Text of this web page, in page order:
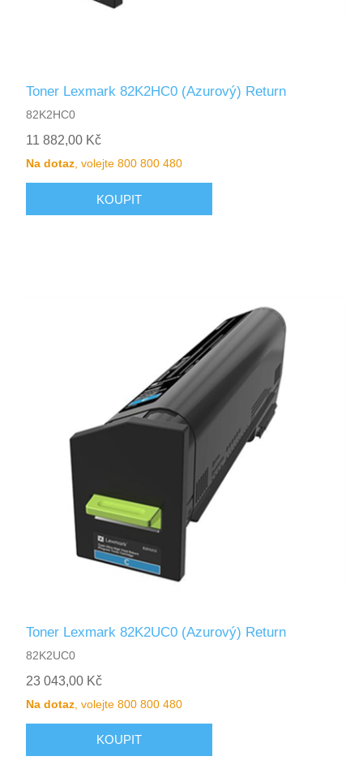
Toner Lexmark 82K2HC0 (Azurový) Return
82K2HC0
11 882,00 Kč
Na dotaz, volejte 800 800 480
Toner Lexmark 82K2UC0 (Azurový) Return
82K2UC0
23 043,00 Kč
Na dotaz , volejte 800 800 480